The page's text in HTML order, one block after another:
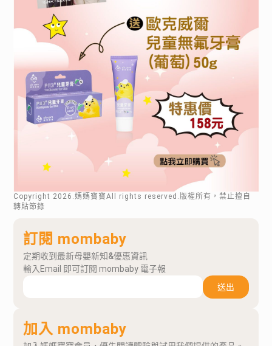
Copyright 2026 .媽媽寶寶All rights reserved.版權所有，禁止擅自
轉貼節錄
訂閱 mombaby
定期收到最新母嬰新知&優惠資訊
輸入Email 即可訂閱 mombaby 電子報
送出
加入 mombaby